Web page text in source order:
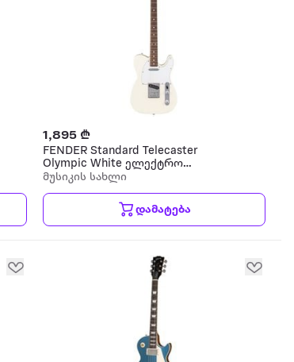
1,895 ₾
FENDER Standard Telecaster
Olympic White ელექტრო
გიტარა
მუსიკის სახლი
დამატება